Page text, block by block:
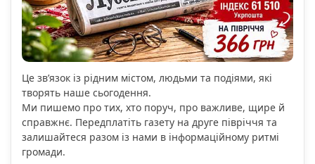
Це зв’язок із рідним містом, людьми та подіями, які
творять наше сьогодення.
Ми пишемо про тих, хто поруч, про важливе, щире й
справжнє. Передплатіть газету на друге півріччя та
залишайтеся разом із нами в інформаційному ритмі
громади.